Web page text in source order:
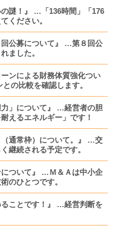
の謎！』 …「136時間」「176
ください。
回公募について』 …第８回公
ました。
ンによる財務体質強化つい
の比較を確認します。
力」について』 …経営者の胆
えるエネルギー」です！
（通常枠）について。』 …交
継続される予定です。
について』 …Ｍ＆Ａは中小企
のひとつです。
ることです！』 …経営判断を